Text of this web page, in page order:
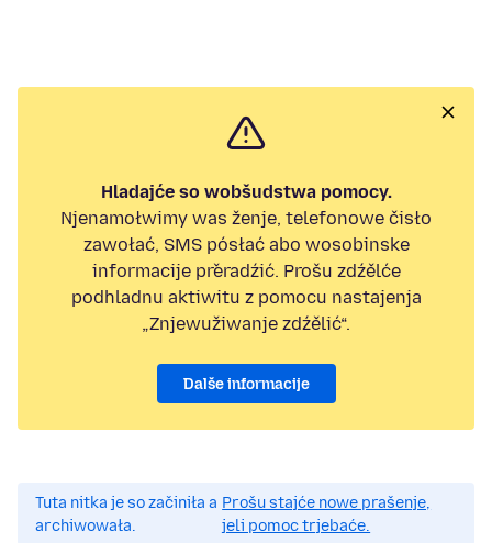
Hladajće so wobšudstwa pomocy.
Njenamołwimy was ženje, telefonowe čisło
zawołać, SMS pósłać abo wosobinske
informacije přeradźić. Prošu zdźělće
podhladnu aktiwitu z pomocu nastajenja
„Znjewužiwanje zdźělić“.
Dalše informacije
Tuta nitka je so začiniła a
archiwowała.
Prošu stajće nowe prašenje,
jeli pomoc trjebaće.